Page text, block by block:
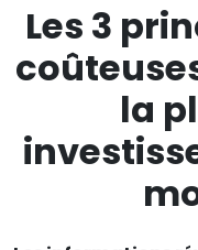
Les 3
la